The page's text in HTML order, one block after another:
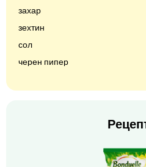
захар
зехтин
сол
черен пипер